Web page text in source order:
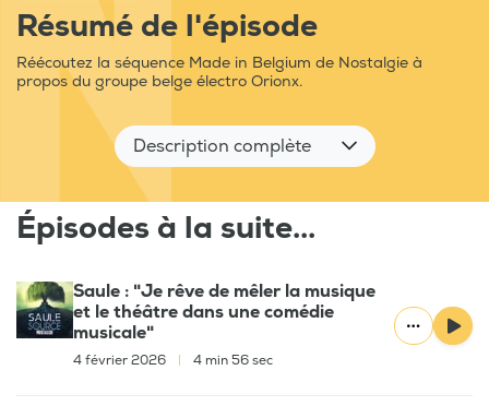
Résumé de l'épisode
Réécoutez la séquence Made in Belgium de Nostalgie à
propos du groupe belge électro Orionx.
Description complète
Épisodes à la suite...
Saule : "Je rêve de mêler la musique
et le théâtre dans une comédie
musicale"
4 février 2026 4 min 56 sec